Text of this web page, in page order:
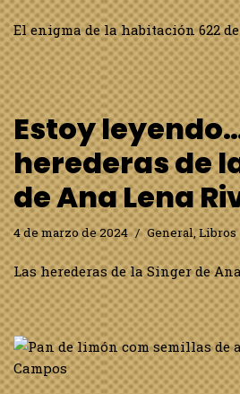
El enigma de la habitación 622
Estoy
herederas de
de Ana Lena
4 de marzo de 2024 General,Libros
Las herederas de la Singer de